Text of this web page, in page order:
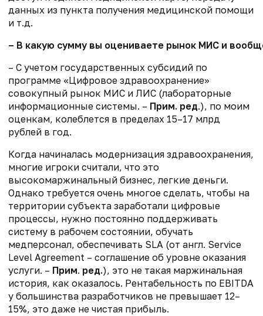
данных из пункта получения медицинской помощи
и т.д.
– В какую сумму вы оцениваете рынок МИС и
– С учетом государственных субсидий по
программе «Цифровое здравоохранение»
совокупный рынок МИС и ЛИС (лабораторные
информационные системы. – Прим. ред.), по моим
оценкам, колеблется в пределах 15–17 млрд
рублей в год.
Когда начиналась модернизация здравоохранения,
многие игроки считали, что это
высокомаржинальный бизнес, легкие деньги.
Однако требуется очень многое сделать, чтобы на
территории субъекта заработали цифровые
процессы, нужно постоянно поддерживать
систему в рабочем состоянии, обучать
медперсонал, обеспечивать SLA (от англ. Service
Level Agreement – соглашение об уровне оказания
услуги. – Прим. ред.), это не такая маржинальная
история, как оказалось. Рентабельность по EBITDA
у большинства разработчиков не превышает 12–
15%, это даже не чистая прибыль.